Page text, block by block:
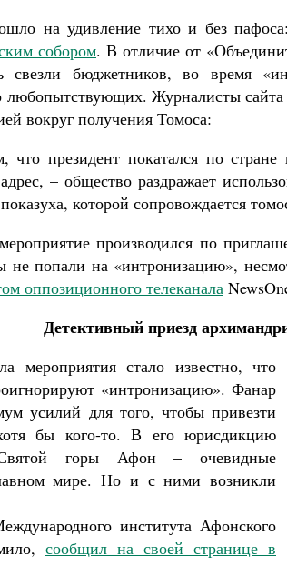
на удивление тихо и без
собором. В отличие от
бюджетников, во время
любопытствующих. Журналисты
вокруг получения Томоса:
что президент покатался по
– общество раздражает
которой сопровождается
производился по
не попали на «интронизацию»,
оппозиционного телеканала
Детективный приезд
мероприятия стало известно, что
«интронизацию». Фанар
усилий для того, чтобы привезти
бы кого-то. В его юрисдикцию
горы Афон – очевидные
мире. Но и с ними возникли
института Афонского
сообщил на своей странице в